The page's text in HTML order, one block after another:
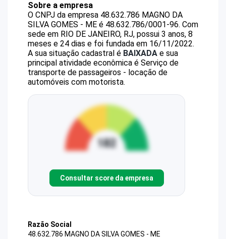
Sobre a empresa
O CNPJ da empresa 48.632.786 MAGNO DA
SILVA GOMES - ME é 48.632.786/0001-96. Com
sede em RIO DE JANEIRO, RJ, possui 3 anos, 8
meses e 24 dias e foi fundada em 16/11/2022.
A sua situação cadastral é BAIXADA e sua
principal atividade econômica é Serviço de
transporte de passageiros - locação de
automóveis com motorista.
Consultar score da empresa
Razão Social
48.632.786 MAGNO DA SILVA GOMES - ME